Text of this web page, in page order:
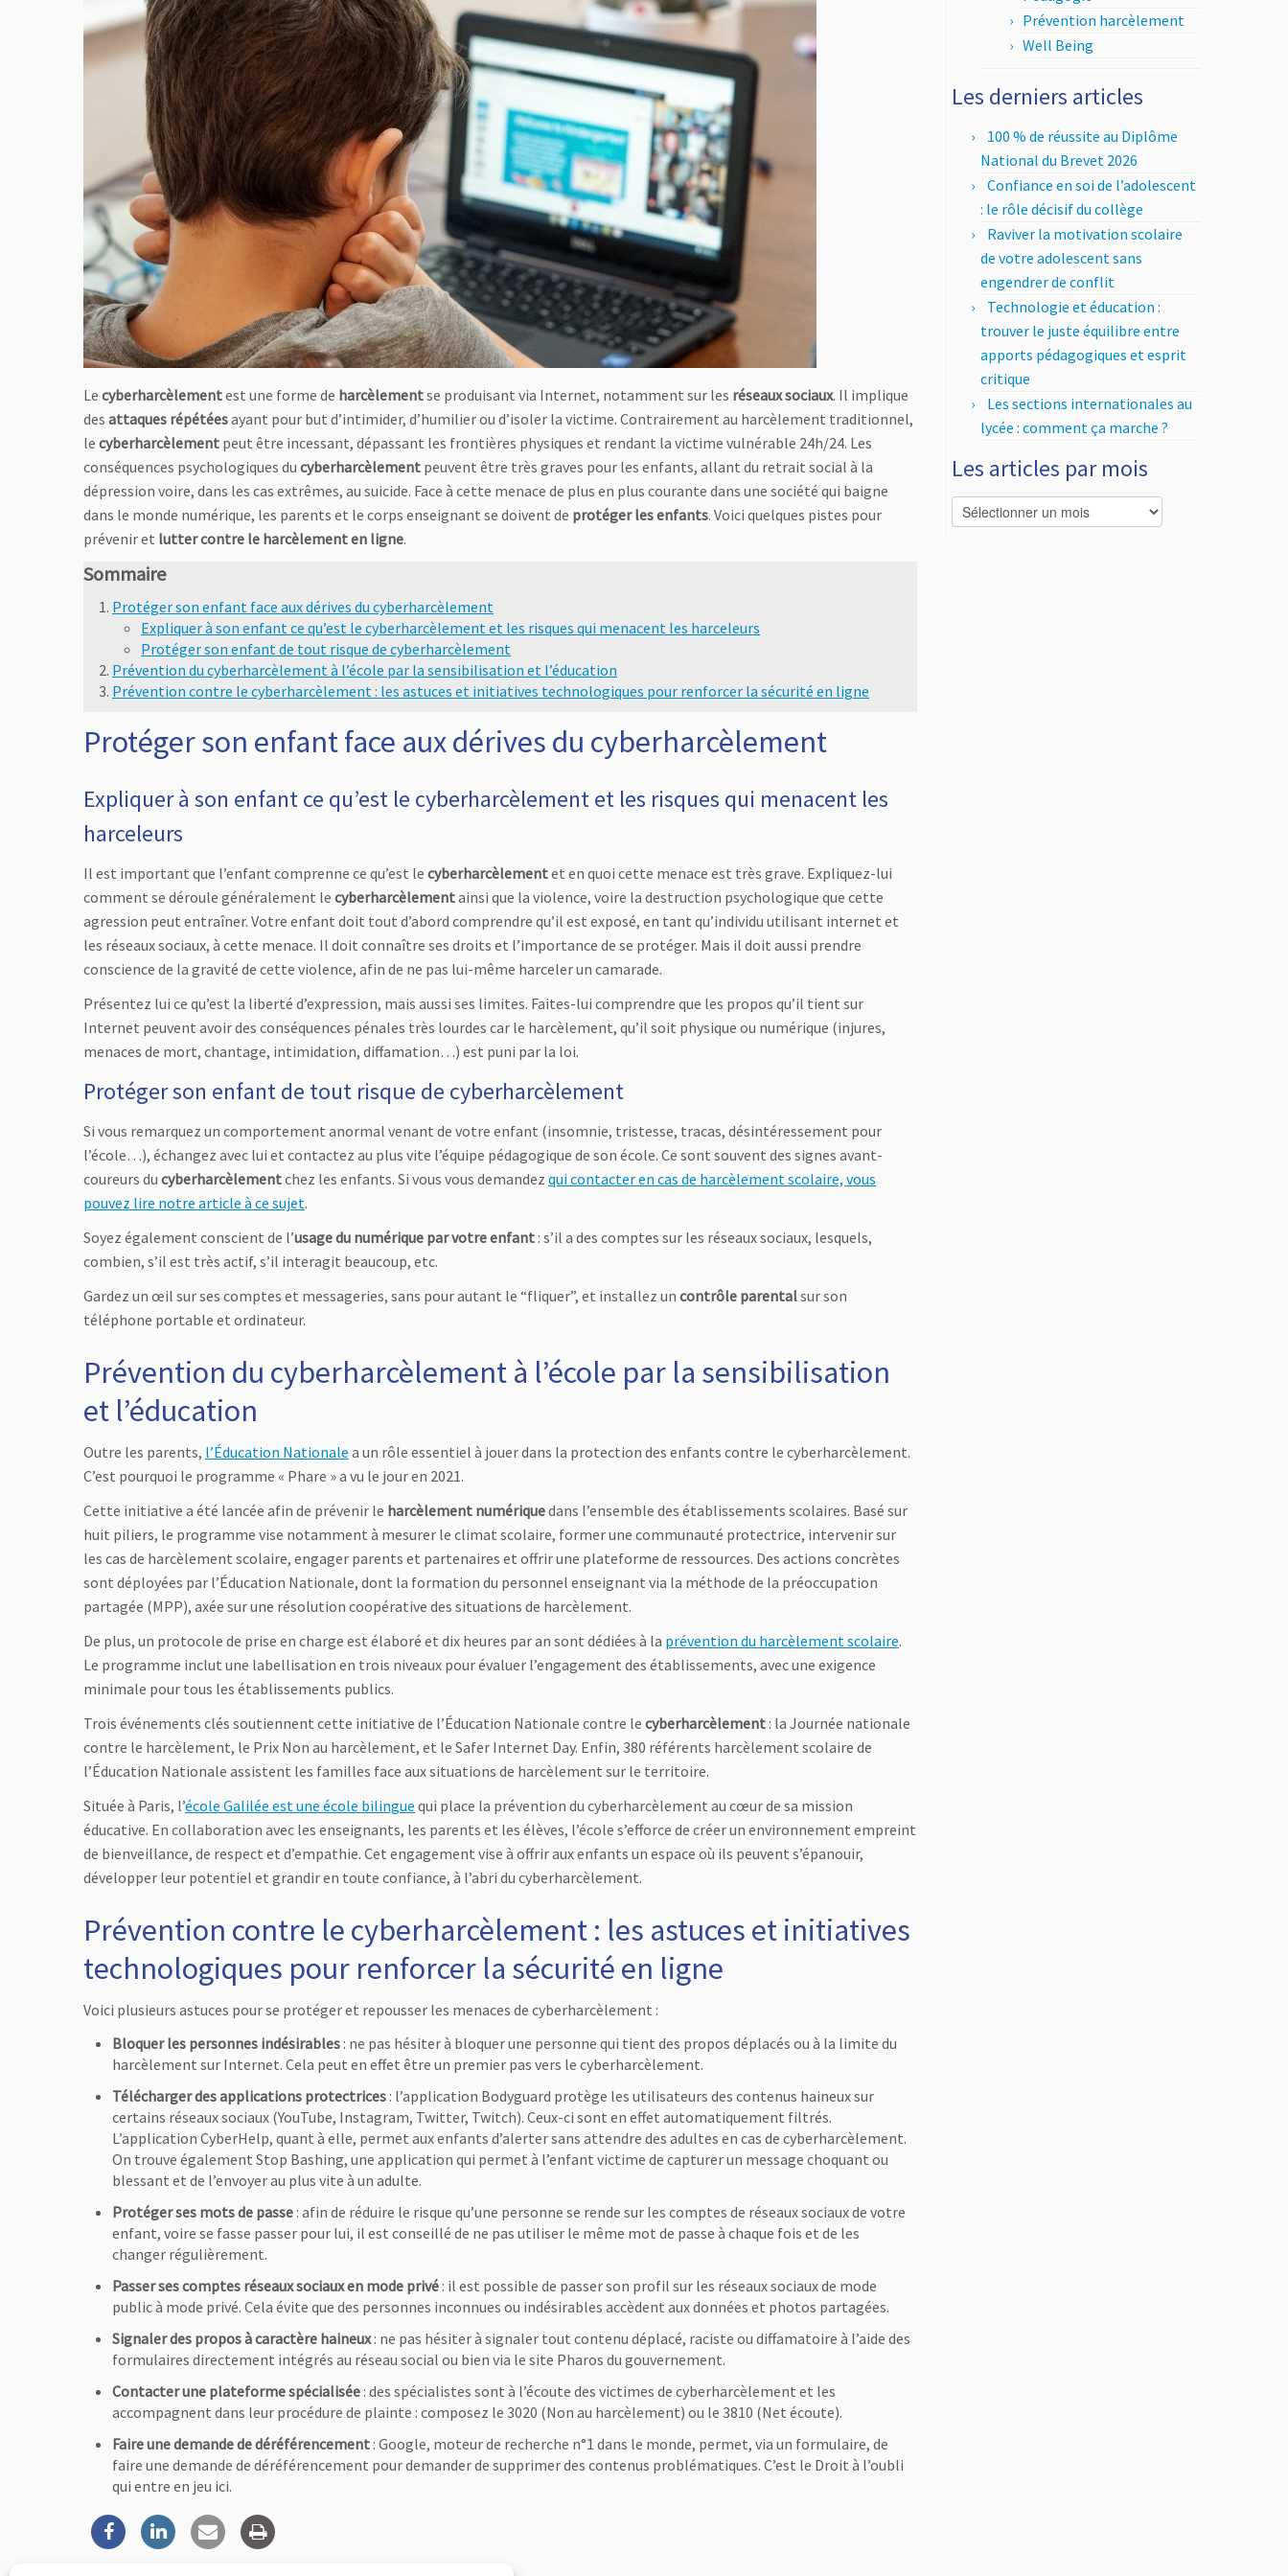
Le cyberharcèlementest une forme de harcèlementse produisant via Internet, notamment sur les réseaux sociaux. Il implique
des attaques répétéesayant pour but d’intimider, d’humilier ou d’isoler la victime. Contrairement au harcèlement traditionnel,
le cyberharcèlement peut être incessant, dépassant les frontières physiques et rendant la victime vulnérable 24h/24. Les
conséquences psychologiques du cyberharcèlement peuvent être très graves pour les enfants, allant du retrait social à la
dépression voire, dans les cas extrêmes, au suicide. Face à cette menace de plus en plus courante dans une société qui baigne
dans le monde numérique, les parents et le corps enseignant se doivent de protéger les enfants. Voici quelques pistes pour
prévenir et lutter contre le harcèlement en ligne.
Sommaire
Protéger son enfant face aux dérives du cyberharcèlement
Expliquer à son enfant ce qu’est le cyberharcèlement et les risques qui menacent les harceleurs
Protéger son enfant de tout risque de cyberharcèlement
Prévention du cyberharcèlement à l’école par la sensibilisation et l’éducation
Prévention contre le cyberharcèlement : les astuces et initiatives technologiques pour renforcer la sécurité en ligne
Protéger son enfant face aux dérives du cyberharcèlement
Expliquer à son enfant ce qu’est le cyberharcèlement et les risques qui menacent les
harceleurs
Il est important que l’enfant comprenne ce qu’est le cyberharcèlementet en quoi cette menace est très grave. Expliquez-lui
comment se déroule généralement le cyberharcèlementainsi que la violence, voire la destruction psychologique que cette
agression peut entraîner. Votre enfant doit tout d’abord comprendre qu’il est exposé, en tant qu’individu utilisant internet et
les réseaux sociaux, à cette menace. Il doit connaître ses droits et l’importance de se protéger. Mais il doit aussi prendre
conscience de la gravité de cette violence, afin de ne pas lui-même harceler un camarade.
Présentez lui ce qu’est la liberté d’expression, mais aussi ses limites. Faites-lui comprendre que les propos qu’il tient sur
Internet peuvent avoir des conséquences pénales très lourdes car le harcèlement, qu’il soit physique ou numérique (injures,
menaces de mort, chantage, intimidation, diffamation…) est puni par la loi.
Protéger son enfant de tout risque de cyberharcèlement
Si vous remarquez un comportement anormal venant de votre enfant (insomnie, tristesse, tracas, désintéressement pour
l’école…), échangez avec lui et contactez au plus vite l’équipe pédagogique de son école. Ce sont souvent des signes avant-
coureurs du cyberharcèlementchez les enfants. Si vous vous demandez qui contacter en cas de harcèlement scolaire, vous
pouvez lire notre article à ce sujet.
Soyez également conscient de l’usage du numérique par votre enfant : s’il a des comptes sur les réseaux sociaux, lesquels,
combien, s’il est très actif, s’il interagit beaucoup, etc.
Gardez un œil sur ses comptes et messageries, sans pour autant le “fliquer”, et installez un contrôle parentalsur son
téléphone portable et ordinateur.
Prévention du cyberharcèlement à l’école par la sensibilisation
et l’éducation
Outre les parents, l’Éducation Nationale a un rôle essentiel à jouer dans la protection des enfants contre le cyberharcèlement.
C’est pourquoi le programme « Phare » a vu le jour en 2021.
Cette initiative a été lancée afin de prévenir le harcèlement numériquedans l’ensemble des établissements scolaires. Basé sur
huit piliers, le programme vise notamment à mesurer le climat scolaire, former une communauté protectrice, intervenir sur
les cas de harcèlement scolaire, engager parents et partenaires et offrir une plateforme de ressources. Des actions concrètes
sont déployées par l’Éducation Nationale, dont la formation du personnel enseignant via la méthode de la préoccupation
partagée (MPP), axée sur une résolution coopérative des situations de harcèlement.
De plus, un protocole de prise en charge est élaboré et dix heures par an sont dédiées à la prévention du harcèlement scolaire.
Le programme inclut une labellisation en trois niveaux pour évaluer l’engagement des établissements, avec une exigence
minimale pour tous les établissements publics.
Trois événements clés soutiennent cette initiative de l’Éducation Nationale contre le cyberharcèlement : la Journée nationale
contre le harcèlement, le Prix Non au harcèlement, et le Safer Internet Day. Enfin, 380 référents harcèlement scolaire de
l’Éducation Nationale assistent les familles face aux situations de harcèlement sur le territoire.
Située à Paris, l’école Galilée est une école bilingue qui place la prévention du cyberharcèlement au cœur de sa mission
éducative. En collaboration avec les enseignants, les parents et les élèves, l’école s’efforce de créer un environnement empreint
de bienveillance, de respect et d’empathie. Cet engagement vise à offrir aux enfants un espace où ils peuvent s’épanouir,
développer leur potentiel et grandir en toute confiance, à l’abri du cyberharcèlement.
Prévention contre le cyberharcèlement : les astuces et initiatives
technologiques pour renforcer la sécurité en ligne
Voici plusieurs astuces pour se protéger et repousser les menaces de cyberharcèlement :
Bloquer les personnes indésirables : ne pas hésiter à bloquer une personne qui tient des propos déplacés ou à la limite du
harcèlement sur Internet. Cela peut en effet être un premier pas vers le cyberharcèlement.
Télécharger des applications protectrices : l’application Bodyguard protège les utilisateurs des contenus haineux sur
certains réseaux sociaux (YouTube, Instagram, Twitter, Twitch). Ceux-ci sont en effet automatiquement filtrés.
L’application CyberHelp, quant à elle, permet aux enfants d’alerter sans attendre des adultes en cas de cyberharcèlement.
On trouve également Stop Bashing, une application qui permet à l’enfant victime de capturer un message choquant ou
blessant et de l’envoyer au plus vite à un adulte.
Protéger ses mots de passe : afin de réduire le risque qu’une personne se rende sur les comptes de réseaux sociaux de votre
enfant, voire se fasse passer pour lui, il est conseillé de ne pas utiliser le même mot de passe à chaque fois et de les
changer régulièrement.
Passer ses comptes réseaux sociaux en mode privé : il est possible de passer son profil sur les réseaux sociaux de mode
public à mode privé. Cela évite que des personnes inconnues ou indésirables accèdent aux données et photos partagées.
Signaler des propos à caractère haineux: ne pas hésiter à signaler tout contenu déplacé, raciste ou diffamatoire à l’aide des
formulaires directement intégrés au réseau social ou bien via le site Pharos du gouvernement.
Contacter une plateforme spécialisée : des spécialistes sont à l’écoute des victimes de cyberharcèlement et les
accompagnent dans leur procédure de plainte : composez le 3020 (Non au harcèlement) ou le 3810 (Net écoute).
Faire une demande de déréférencement : Google, moteur de recherche n°1 dans le monde, permet, via un formulaire, de
faire une demande de déréférencement pour demander de supprimer des contenus problématiques. C’est le Droit à l’oubli
qui entre en jeu ici.
Prévention harcèlement
Well Being
Les derniers articles
100 % de réussite au Diplôme
National du Brevet 2026
Confiance en soi de l’adolescent
: le rôle décisif du collège
Raviver la motivation scolaire
de votre adolescent sans
engendrer de conflit
Technologie et éducation :
trouver le juste équilibre entre
apports pédagogiques et esprit
critique
Les sections internationales au
lycée : comment ça marche ?
Les articles par mois
Les
articles